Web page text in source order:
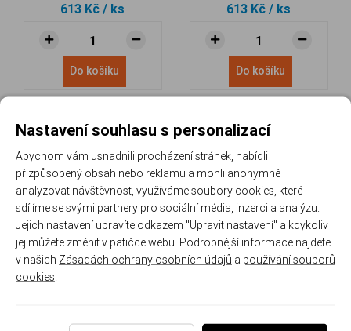
613 Kč / ks
Do košíku
613 Kč / ks
Do košíku
NH 90 helicopter Book P-51D Mustang Book
Nastavení souhlasu s personalizací
Abychom vám usnadnili procházení stránek, nabídli
přizpůsobený obsah nebo reklamu a mohli anonymně
analyzovat návštěvnost, využíváme soubory cookies, které
sdílíme se svými partnery pro sociální média, inzerci a analýzu.
Jejich nastavení upravíte odkazem "Upravit nastavení" a kdykoliv
jej můžete změnit v patičce webu. Podrobnější informace najdete
v našich Zásadách ochrany osobních údajů a používání souborů
cookies